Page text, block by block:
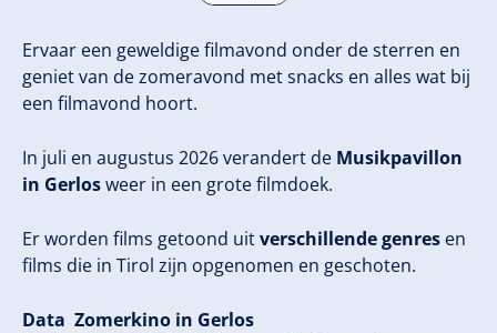
Ervaar een geweldige filmavond onder de sterren en
geniet van de zomeravond met snacks en alles wat bij
een filmavond hoort.
In juli en augustus 2026 verandert de Musikpavillon
in Gerlosweer in een grote filmdoek.
Er worden films getoond uitverschillende genres en
films die in Tirol zijn opgenomen en geschoten.
Data Zomerkino in Gerlos